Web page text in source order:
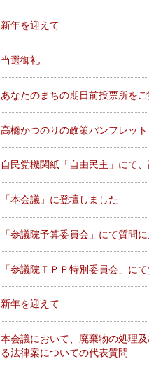
新年を迎えて
当選御礼
あなたのまちの期日前投票所を
高橋かつのりの政策パンフレッ
自民党機関紙「自由民主」にて
「本会議」に登壇しました
「参議院予算委員会」にて質問
「参議院ＴＰＰ特別委員会」に
新年を迎えて
本会議において、廃棄物の処理
る法律案についての代表質問